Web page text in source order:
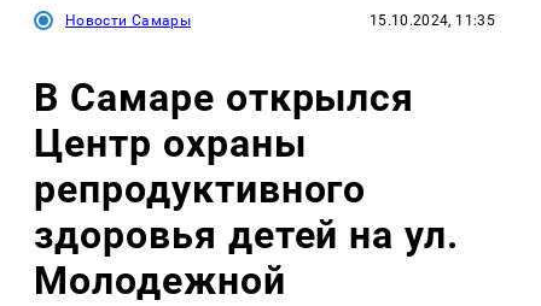
Новости Самары 15.10.2024, 11:35
В Самаре открылся
Центр охраны
репродуктивного
здоровья детей на ул.
Молодежной